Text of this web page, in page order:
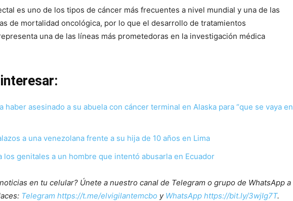
es uno de los tipos de cáncer más frecuentes a nivel mundial y una de las
de mortalidad oncológica, por lo que el desarrollo de tratamientos
una de las líneas más prometedoras en la investigación médica
haber asesinado a su abuela con cáncer terminal en Alaska para “que se vaya en
a una venezolana frente a su hija de 10 años en Lima
los genitales a un hombre que intentó abusarla en Ecuador
en tu celular? Únete a nuestro canal de Telegram o grupo de WhatsApp a
Telegram https://t.me/elvigilantemcbo y WhatsApp https://bit.ly/3wjIg7T.